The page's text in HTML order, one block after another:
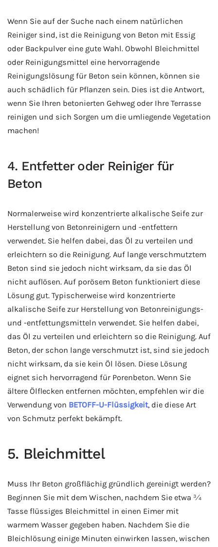
Wenn Sie auf der Suche nach einem natürlichen
Reiniger sind, ist die Reinigung von Beton mit Essig
oder Backpulver eine gute Wahl. Obwohl Bleichmittel
oder Reinigungsmittel eine hervorragende
Reinigungslösung für Beton sein können, können sie
auch schädlich für Pflanzen sein. Dies ist die Antwort,
wenn Sie Ihren betonierten Gehweg oder Ihre Terrasse
reinigen und sich Sorgen um die umliegende Vegetation
machen!
4. Entfetter oder Reiniger für
Beton
Normalerweise wird konzentrierte alkalische Seife zur
Herstellung von Betonreinigern und -entfettern
verwendet. Sie helfen dabei, das Öl zu verteilen und
erleichtern so die Reinigung. Auf lange verschmutztem
Beton sind sie jedoch nicht wirksam, da sie das Öl
nicht auflösen. Auf porösem Beton funktioniert diese
Lösung gut. Typischerweise wird konzentrierte
alkalische Seife zur Herstellung von Betonreinigungs-
und -entfettungsmitteln verwendet. Sie helfen dabei,
das Öl zu verteilen und erleichtern so die Reinigung. Auf
Beton, der schon lange verschmutzt ist, sind sie jedoch
nicht wirksam, da sie kein Öl lösen. Diese Lösung
eignet sich hervorragend für Porenbeton. Wenn Sie
ältere Ölflecken entfernen möchten, empfehlen wir die
Verwendung von BETOFF-U-Flüssigkeit, die diese Art
von Schmutz perfekt bekämpft.
5. Bleichmittel
Muss Ihr Beton großflächig gründlich gereinigt werden?
Beginnen Sie mit dem Wischen, nachdem Sie etwa ¾
Tasse flüssiges Bleichmittel in einen Eimer mit
warmem Wasser gegeben haben. Nachdem Sie die
Bleichlösung einige Minuten einwirken lassen, wischen